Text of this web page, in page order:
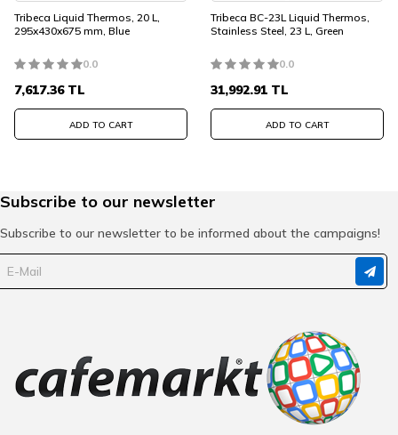
Tribeca Liquid Thermos, 20 L,
295x430x675 mm, Blue
0.0
7,617.36TL
ADD TO CART
Tribeca BC-23L Liquid Thermos,
Stainless Steel, 23 L, Green
0.0
31,992.91 TL
ADD TO CART
Subscribe to our newsletter
Subscribe to our newsletter to be informed about the campaigns!